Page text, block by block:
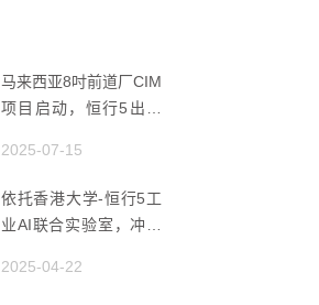
马来西亚8吋前道厂CIM
项目启动，恒行5出海
2025-07-15
依托香港大学-恒行5工
业AI联合实验室，冲破
花板”
2025-04-22